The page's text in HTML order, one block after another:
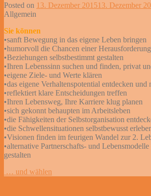
Posted on 13. Dezember 201513. Dezember
Allgemein
Sie können
•sanft Bewegung in das eigene Leben bringen
•humorvoll die Chancen einer
•Beziehungen selbstbestimmt gestalten
•Ihren Lebenssinn suchen und finden, privat
•eigene Ziele- und Werte klären
•das eigene Verhaltenspotential entdecken und
•reflektiert klare Entscheidungen treffen
•Ihren Lebensweg, Ihre Karriere klug planen
•sich gekonnt behaupten im Arbeitsleben
•die Fähigkeiten der Selbstorganisation
•die Schwellensituationen selbstbewusst
•Visionen finden im feurigen Wandel zur 2.
•alternative Partnerschafts- und
gestalten
Post
… und wählen